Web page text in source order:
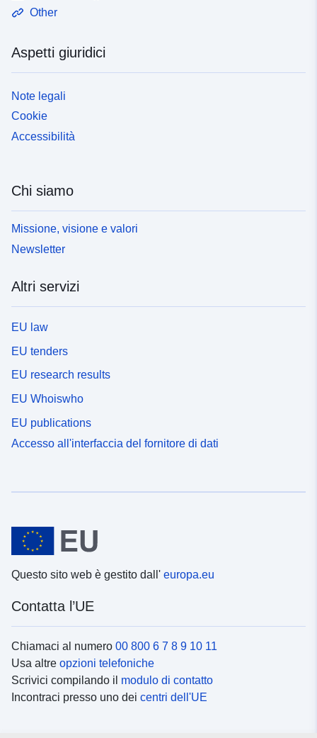
Other
Aspetti giuridici
Note legali
Cookie
Accessibilità
Chi siamo
Missione, visione e valori
Newsletter
Altri servizi
EU law
EU tenders
EU research results
EU Whoiswho
EU publications
Accesso all'interfaccia del fornitore di dati
Questo sito web è gestito dall' europa.eu
Contatta l’UE
Chiamaci al numero 00 800 6 7 8 9 10 11
Usa altre opzioni telefoniche
Scrivici compilando il modulo di contatto
Incontraci presso uno dei centri dell'UE